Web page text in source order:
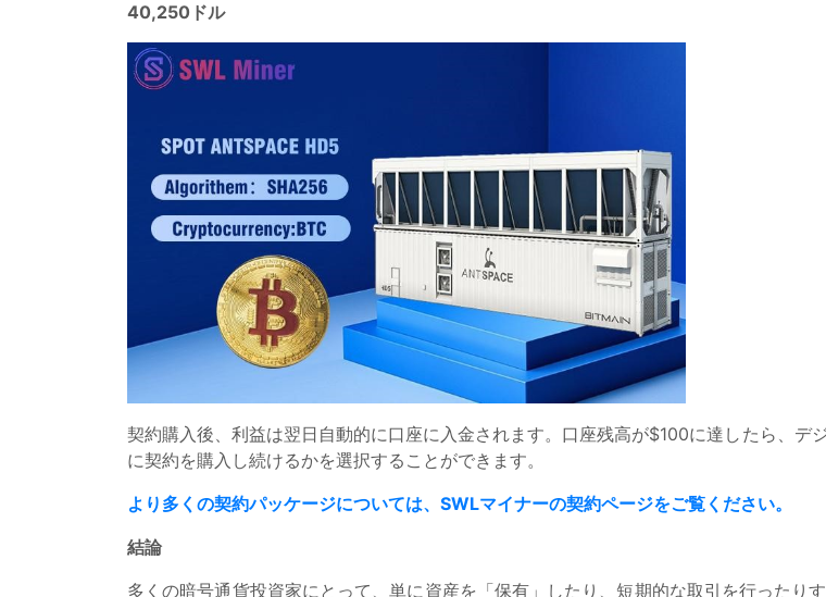
40,250ドル
契約購入後、利益は翌日自動的に口座に入金されます。口座残高が$100に達したら、
に契約を購入し続けるかを選択することができます。
より多くの契約パッケージについては、SWLマイナーの契約ページをご覧ください。
結論
多くの暗号通貨投資家にとって、単に資産を「保有」したり、短期的な取引を行ったり